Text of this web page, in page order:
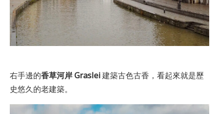
右手邊的香草河岸 Graslei建築古色古香，看起來就是歷
史悠久的老建築。